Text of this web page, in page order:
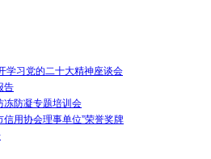
习党的二十大精神座谈会
告
冻防凝专题培训会
信用协会理事单位”荣誉奖牌